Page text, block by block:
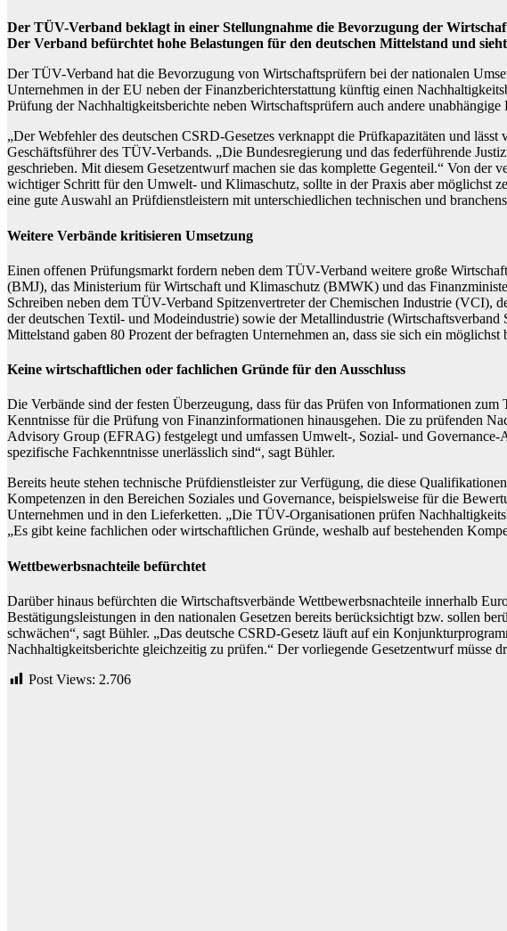
Der TÜV-Verband beklagt in einer Stellungnahme die Bevorzugung der
Der Verband befürchtet hohe Belastungen für den deutschen Mittelstand und
Der TÜV-Verband hat die Bevorzugung von Wirtschaftsprüfern bei der nationalen
Unternehmen in der EU neben der Finanzberichterstattung künftig einen
Prüfung der Nachhaltigkeitsberichte neben Wirtschaftsprüfern auch andere
„Der Webfehler des deutschen CSRD-Gesetzes verknappt die Prüfkapazitäten und
Geschäftsführer des TÜV-Verbands. „Die Bundesregierung und das federführende
geschrieben. Mit diesem Gesetzentwurf machen sie das komplette Gegenteil.“ Von
wichtiger Schritt für den Umwelt- und Klimaschutz, sollte in der Praxis aber möglichst
eine gute Auswahl an Prüfdienstleistern mit unterschiedlichen technischen und
Weitere Verbände kritisieren Umsetzung
Einen offenen Prüfungsmarkt fordern neben dem TÜV-Verband weitere große
(BMJ), das Ministerium für Wirtschaft und Klimaschutz (BMWK) und das
Schreiben neben dem TÜV-Verband Spitzenvertreter der Chemischen Industrie
der deutschen Textil- und Modeindustrie) sowie der Metallindustrie
Mittelstand gaben 80 Prozent der befragten Unternehmen an, dass sie sich ein
Keine wirtschaftlichen oder fachlichen Gründe für den Ausschluss
Die Verbände sind der festen Überzeugung, dass für das Prüfen von Informationen
Kenntnisse für die Prüfung von Finanzinformationen hinausgehen. Die zu prüfenden
Advisory Group (EFRAG) festgelegt und umfassen Umwelt-, Sozial- und
spezifische Fachkenntnisse unerlässlich sind“, sagt Bühler.
Bereits heute stehen technische Prüfdienstleister zur Verfügung, die diese
Kompetenzen in den Bereichen Soziales und Governance, beispielsweise für die
Unternehmen und in den Lieferketten. „Die TÜV-Organisationen prüfen
„Es gibt keine fachlichen oder wirtschaftlichen Gründe, weshalb auf bestehenden
Wettbewerbsnachteile befürchtet
Darüber hinaus befürchten die Wirtschaftsverbände Wettbewerbsnachteile innerhalb
Bestätigungsleistungen in den nationalen Gesetzen bereits berücksichtigt bzw. sollen
schwächen“, sagt Bühler. „Das deutsche CSRD-Gesetz läuft auf ein
Nachhaltigkeitsberichte gleichzeitig zu prüfen.“ Der vorliegende Gesetzentwurf müsse
Post Views: 2.706